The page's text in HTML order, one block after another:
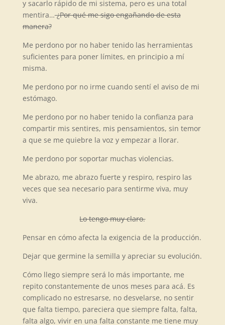
y sacarlo rápido de mi sistema, pero es una total
mentira…¿Por qué me sigo engañando de esta
manera?
Me perdono por no haber tenido las herramientas
suficientes para poner límites, en principio a mí
misma.
Me perdono por no irme cuando sentí el aviso de mi
estómago.
Me perdono por no haber tenido la confianza para
compartir mis sentires, mis pensamientos, sin temor
a que se me quiebre la voz y empezar a llorar.
Me perdono por soportar muchas violencias.
Me abrazo, me abrazo fuerte y respiro, respiro las
veces que sea necesario para sentirme viva, muy
viva.
Lo tengo muy claro.
Pensar en cómo afecta la exigencia de la producción.
Dejar que germine la semilla y apreciar su evolución.
Cómo llego siempre será lo más importante, me
repito constantemente de unos meses para acá. Es
complicado no estresarse, no desvelarse, no sentir
que falta tiempo, pareciera que siempre falta, falta,
falta algo, vivir en una falta constante me tiene muy